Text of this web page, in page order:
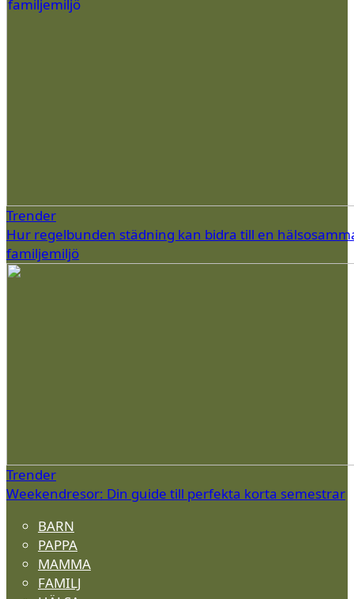
Trender
Hur regelbunden städning kan bidra till en
familjemiljö
Trender
Weekendresor: Din guide till perfekta korta semestrar
BARN
PAPPA
MAMMA
FAMILJ